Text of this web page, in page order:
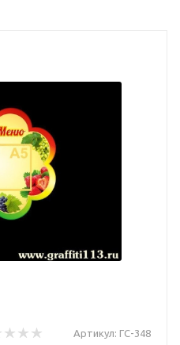
Артикул: ГС-348